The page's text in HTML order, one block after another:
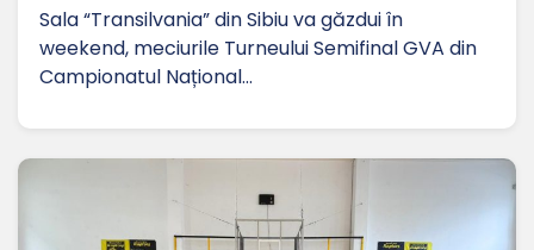
Sala “Transilvania” din Sibiu va găzdui în
weekend, meciurile Turneului Semifinal GVA din
Campionatul Național…